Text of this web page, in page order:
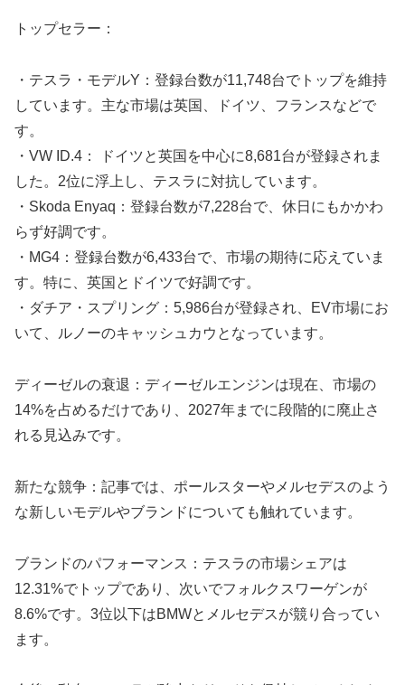
トップセラー：
・テスラ・モデルY：登録台数が11,748台でトップを維持
しています。主な市場は英国、ドイツ、フランスなどで
す。
・VW ID.4： ドイツと英国を中心に8,681台が登録されま
した。2位に浮上し、テスラに対抗しています。
・Skoda Enyaq：登録台数が7,228台で、休日にもかかわ
らず好調です。
・MG4：登録台数が6,433台で、市場の期待に応えていま
す。特に、英国とドイツで好調です。
・ダチア・スプリング：5,986台が登録され、EV市場にお
いて、ルノーのキャッシュカウとなっています。
ディーゼルの衰退：ディーゼルエンジンは現在、市場の
14%を占めるだけであり、2027年までに段階的に廃止さ
れる見込みです。
新たな競争：記事では、ポールスターやメルセデスのよう
な新しいモデルやブランドについても触れています。
ブランドのパフォーマンス：テスラの市場シェアは
12.31%でトップであり、次いでフォルクスワーゲンが
8.6%です。3位以下はBMWとメルセデスが競り合ってい
ます。